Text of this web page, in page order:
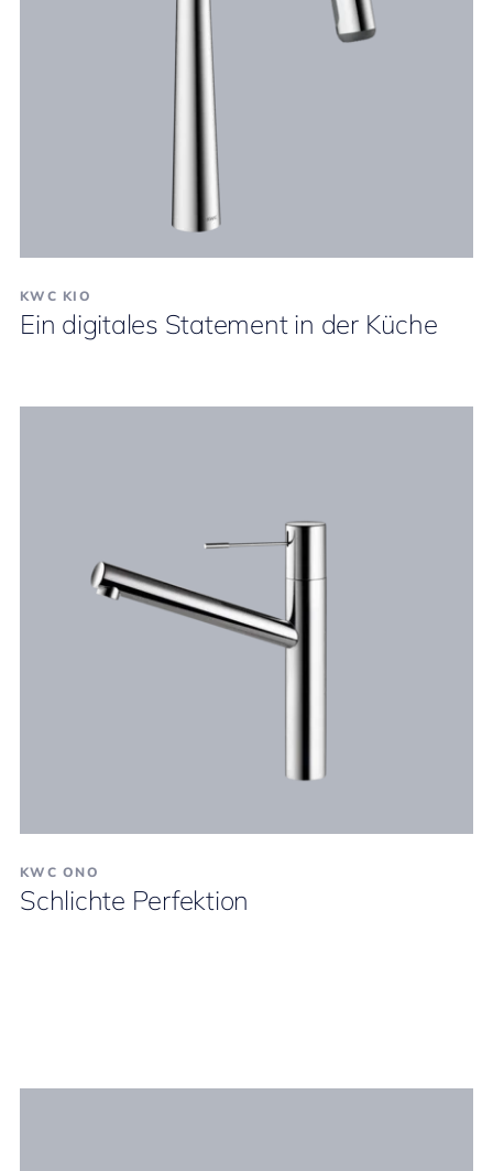
KWC KIO
Ein digitales Statement in der Küche
KWC ONO
Schlichte Perfektion